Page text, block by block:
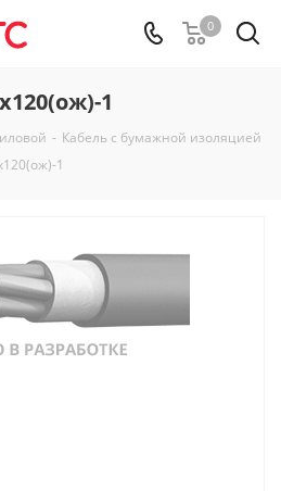
0
1
- Кабель с бумажной изоляцией
1